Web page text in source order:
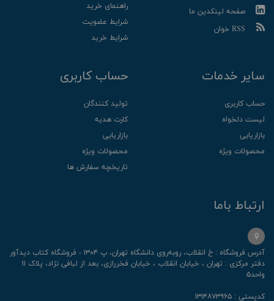
صفحه لینکدین ما
RSS خوان
راهنمای خرید
شرایط عضویت
شرایط خرید
سایر خدمات
حساب کاربری
لیست دلخواه
بازاریابی
محصولات ویژه
حساب کاربری
تولید کنندگان
کارت هدیه
بازاریابی
محصولات ویژه
تاریخچه سفارش ها
ارتباط باما
آدرس فروشگاه : خ انقلاب، رو‌به‌روی دانشگاه تهران، پ ۱۳۰۴ - فروشگاه کتاب دیدآور
دفتر مرکزی : تهران ، خیابان انقلاب ، خیابان فخررازی، بعد از لبافی نژاد، پلاک ۱۱
واحد۵
کدپستی : ۱۳۱۴۸۷۳۹۶۵